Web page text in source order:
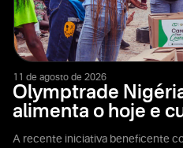
11 de agosto de 2026
Olymptrade
alimenta o hoje e
A recente iniciativa beneficente